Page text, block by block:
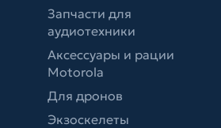
Запчасти для
аудиотехники
Аксессуары и рации
Motorola
Для дронов
Экзоскелеты